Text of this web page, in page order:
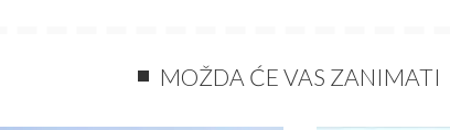
MOŽDA ĆE VAS ZANIMATI